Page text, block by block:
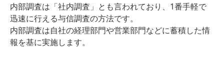
内部調査は「社内調査」とも言われており、1番手軽で
迅速に行える与信調査の方法です。
内部調査は自社の経理部門や営業部門などに蓄積した情
報を基に実施します。